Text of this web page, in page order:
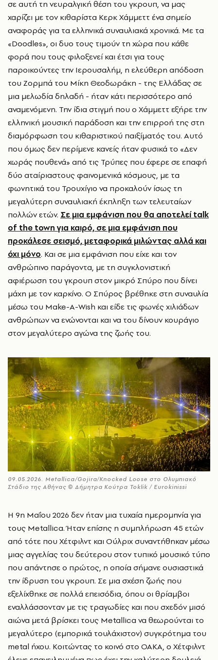
σε αυτή τη νευραλγική θέση του γκρουπ, να μας
χαρίζει με τον κιθαρίστα Κερκ Χάμμεττ ένα σημείο
αναφοράς για τα ελληνικά συναυλιακά χρονικά. Με τα
«Doodles», οι δυο τους τιμούν τη χώρα που κάθε
φορά που τους φιλοξενεί και έτσι για τους
παροικούντες την Ιερουσαλήμ, η ελεύθερη απόδοση
του Ζορμπά του Μίκη Θεοδωράκη - της Ελλάδας σε
μια μελωδία δηλαδή - ήταν κάτι περισσότερο από
αναμενόμενη. Την ίδια στιγμή που ο Χάμμεττ εξήρε την
ελληνική μουσική παράδοση και την επιρροή της στη
διαμόρφωση του κιθαριστικού παιξίματός του. Αυτό
που όμως δεν περίμενε κανείς ήταν φυσικά το «Δεν
χωράς πουθενά» από τις Τρύπες που έφερε σε επαφή
δύο αταίριαστους φαινομενικά κόσμους, με τα
φωνητικά του Τρουχίγιο να προκαλούν ίσως τη
μεγαλύτερη συναυλιακή έκπληξη των τελευταίων
πολλών ετών. Σε μια εμφάνιση που θα αποτελεί talk
of the town για καιρό, σε μια εμφάνιση που
προκάλεσε σεισμό, μεταφορικά μιλώντας αλλά και
όχι μόνο. Και σε μια εμφάνιση που είχε και τον
ανθρώπινο παράγοντα, με τη συγκλονιστική
αφιέρωση του γκρουπ στον μικρό Σπύρο που δίνει
μάχη με τον καρκίνο. Ο Σπύρος βρέθηκε στη συναυλία
μέσω του Make-A-Wish και είδε τις φωνές χιλιάδων
ανθρώπων να ενώνονται και να του δίνουν κουράγιο
στον μεγαλύτερο αγώνα της ζωής του.
09.05.2026. Metallica/Gojira/Knocked Loose στο Ολυμπιακό
Στάδιο της Αθήνας © Δήμητρα Κούτρα Toklik / Eurokinissi
H 9η Μαΐου 2026 δεν ήταν μια τυχαία ημερομηνία για
τους Metallica. Ήταν επίσης η συμπλήρωση 45 ετών
από τότε που Χέτφιλντ και Ούλριχ συναντήθηκαν μέσω
μιας αγγελίας του δεύτερου στον τυπικό μουσικό τύπο
που απάντησε ο πρώτος, η οποία σήμανε ουσιαστικά
την ίδρυση του γκρουπ. Σε μια σχέση ζωής που
εξελίχθηκε σε πολλά επεισόδια, όπου οι θρίαμβοι
εναλλάσσονταν με τις τραγωδίες και που σχεδόν μισό
αιώνα μετά βρίσκει τους Metallica να θεωρούνται το
μεγαλύτερο (εμπορικά τουλάχιστον) συγκρότημα του
metal ήχου. Κοιτώντας το κοινό στο ΟΑΚΑ, ο Χέτφιλντ